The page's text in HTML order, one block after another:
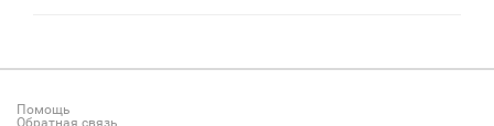
Помощь
Обратная связь